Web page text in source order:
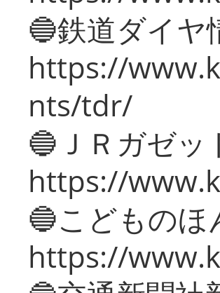
🔵鉄道ダイヤ
https://
nts/tdr/
🔵ＪＲガゼッ
https://
🔵こどものほ
https://